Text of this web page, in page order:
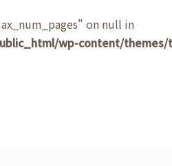
on null in
wp-content/